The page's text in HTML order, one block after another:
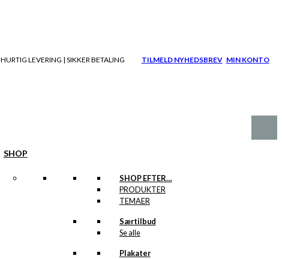
HURTIG LEVERING | SIKKER BETALING TILMELD NYHEDSBREV MIN KONTO
SHOP
SHOP EFTER…
PRODUKTER
TEMAER
Særtilbud
Se alle
Plakater